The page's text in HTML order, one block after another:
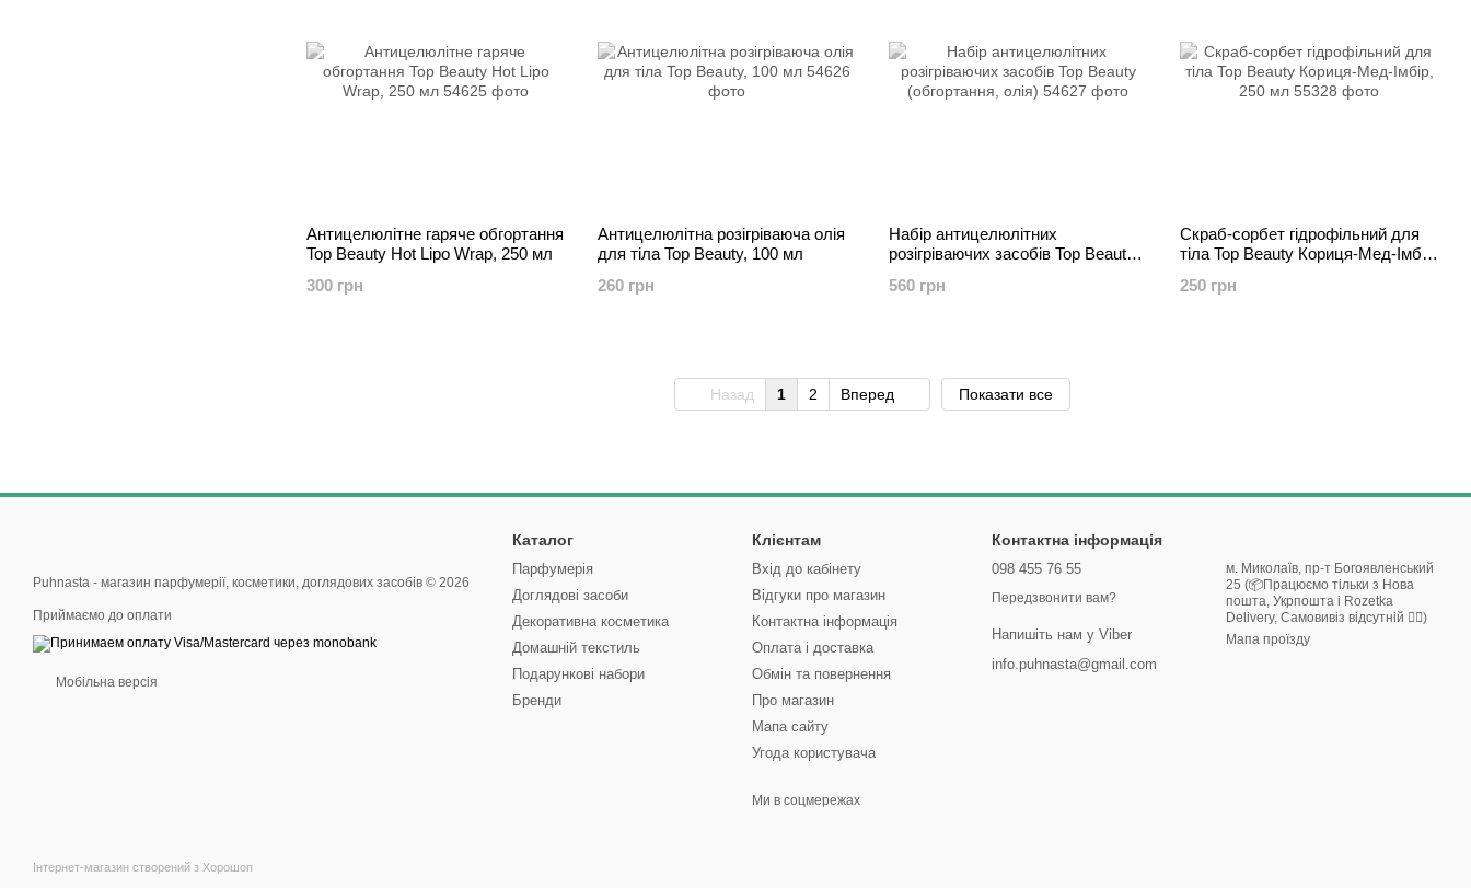
Антицелюлітне гаряче обгортання
Top Beauty Hot Lipo Wrap, 250 мл
300 грн
Антицелюлітна розігріваюча олія
для тіла Top Beauty, 100 мл
260 грн
Набір антицелюлітних
розігріваючих засобів Top Beauty
560 грн
Скраб-сорбет гідрофільний для
тіла Top Beauty Кориця-Мед-Імбір,
250 грн
Назад 1 2 Вперед Показати все
Puhnasta - магазин парфумерії, косметики, доглядових засобів © 2026
Приймаємо до оплати
Мобільна версія
Інтернет-магазин створений з Хорошоп
Каталог
Парфумерія
Доглядові засоби
Декоративна косметика
Домашній текстиль
Подарункові набори
Бренди
Клієнтам
Вхід до кабінету
Відгуки про магазин
Контактна інформація
Оплата і доставка
Обмін та повернення
Про магазин
Мапа сайту
Угода користувача
Ми в соцмережах
Контактна інформація
098 455 76 55
Передзвонити вам?
Напишіть нам у Viber
info.puhnasta@gmail.com
м. Миколаїв, пр-т Богоявленський
25 (📦Працюємо тільки з Нова
пошта, Укрпошта і Rozetka
Delivery, Самовивіз відсутній 🙅‍♀️)
Мапа проїзду